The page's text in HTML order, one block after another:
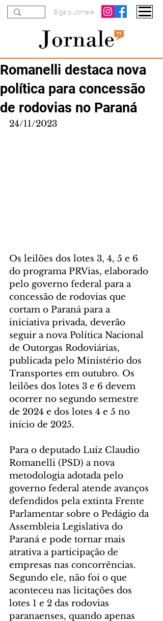
Siga o Jornale
Romanelli destaca nova
política para concessão
de rodovias no Paraná
24/11/2023
Os leilões dos lotes 3, 4, 5 e 6
do programa PRVias, elaborado
pelo governo federal para a
concessão de rodovias que
cortam o Paraná para a
iniciativa privada, deverão
seguir a nova Política Nacional
de Outorgas Rodoviárias,
publicada pelo Ministério dos
Transportes em outubro. Os
leilões dos lotes 3 e 6 devem
ocorrer no segundo semestre
de 2024 e dos lotes 4 e 5 no
início de 2025.
Para o deputado Luiz Claudio
Romanelli (PSD) a nova
metodologia adotada pelo
governo federal atende avanços
defendidos pela extinta Frente
Parlamentar sobre o Pedágio da
Assembleia Legislativa do
Paraná e pode tornar mais
atrativa a participação de
empresas nas concorrências.
Segundo ele, não foi o que
aconteceu nas licitações dos
lotes 1 e 2 das rodovias
paranaenses, quando apenas